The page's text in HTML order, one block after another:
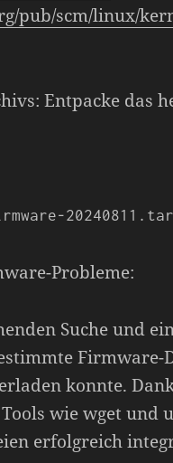
pub/scm/linux/
Entpacke das
Probleme:
Suche und
konnte.
wie wget und
erfolgreich